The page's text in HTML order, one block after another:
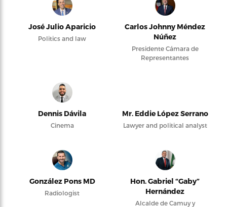
José Julio Aparicio
Politics and law
Carlos Johnny Méndez
Núñez
Presidente Cámara de
Representantes
Dennis Dávila
Cinema
Mr. Eddie López Serrano
Lawyer and political analyst
González Pons MD
Radiologist
Hon. Gabriel “Gaby”
Hernández
Alcalde de Camuy y